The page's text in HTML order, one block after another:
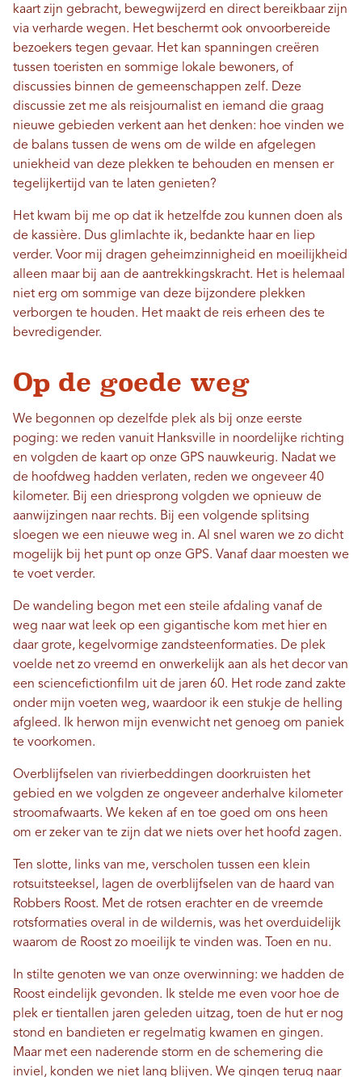
kaart zijn gebracht, bewegwijzerd en direct bereikbaar zijn
via verharde wegen. Het beschermt ook onvoorbereide
bezoekers tegen gevaar. Het kan spanningen creëren
tussen toeristen en sommige lokale bewoners, of
discussies binnen de gemeenschappen zelf. Deze
discussie zet me als reisjournalist en iemand die graag
nieuwe gebieden verkent aan het denken: hoe vinden we
de balans tussen de wens om de wilde en afgelegen
uniekheid van deze plekken te behouden en mensen er
tegelijkertijd van te laten genieten?
Het kwam bij me op dat ik hetzelfde zou kunnen doen als
de kassière. Dus glimlachte ik, bedankte haar en liep
verder. Voor mij dragen geheimzinnigheid en moeilijkheid
alleen maar bij aan de aantrekkingskracht. Het is helemaal
niet erg om sommige van deze bijzondere plekken
verborgen te houden. Het maakt de reis erheen des te
bevredigender.
Op de goede weg
We begonnen op dezelfde plek als bij onze eerste
poging: we reden vanuit Hanksville in noordelijke richting
en volgden de kaart op onze GPS nauwkeurig. Nadat we
de hoofdweg hadden verlaten, reden we ongeveer 40
kilometer. Bij een driesprong volgden we opnieuw de
aanwijzingen naar rechts. Bij een volgende splitsing
sloegen we een nieuwe weg in. Al snel waren we zo dicht
mogelijk bij het punt op onze GPS. Vanaf daar moesten we
te voet verder.
De wandeling begon met een steile afdaling vanaf de
weg naar wat leek op een gigantische kom met hier en
daar grote, kegelvormige zandsteenformaties. De plek
voelde net zo vreemd en onwerkelijk aan als het decor van
een sciencefictionfilm uit de jaren 60. Het rode zand zakte
onder mijn voeten weg, waardoor ik een stukje de helling
afgleed. Ik herwon mijn evenwicht net genoeg om paniek
te voorkomen.
Overblijfselen van rivierbeddingen doorkruisten het
gebied en we volgden ze ongeveer anderhalve kilometer
stroomafwaarts. We keken af ​​en toe goed om ons heen
om er zeker van te zijn dat we niets over het hoofd zagen.
Ten slotte, links van me, verscholen tussen een klein
rotsuitsteeksel, lagen de overblijfselen van de haard van
Robbers Roost. Met de rotsen erachter en de vreemde
rotsformaties overal in de wildernis, was het overduidelijk
waarom de Roost zo moeilijk te vinden was. Toen en nu.
In stilte genoten we van onze overwinning: we hadden de
Roost eindelijk gevonden. Ik stelde me even voor hoe de
plek er tientallen jaren geleden uitzag, toen de hut er nog
stond en bandieten er regelmatig kwamen en gingen.
Maar met een naderende storm en de schemering die
inviel, konden we niet lang blijven. We gingen terug naar